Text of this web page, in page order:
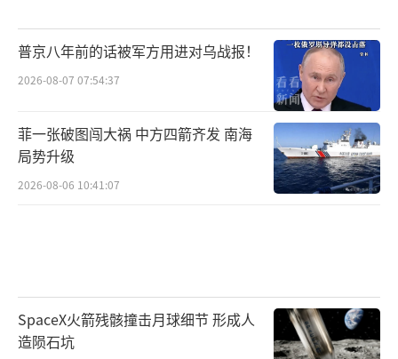
普京八年前的话被军方用进对乌战报！
2026-08-07 07:54:37
菲一张破图闯大祸 中方四箭齐发 南海
局势升级
2026-08-06 10:41:07
SpaceX火箭残骸撞击月球细节 形成人
造陨石坑